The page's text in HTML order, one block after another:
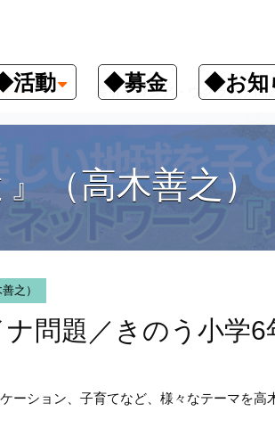
活動 ◆募金 ◆お知
善之） 長引くロシア・ウクライナ問
』（高木善之）
之）
問題／きのう小学6
ーション、子育てなど、様々なテーマを高